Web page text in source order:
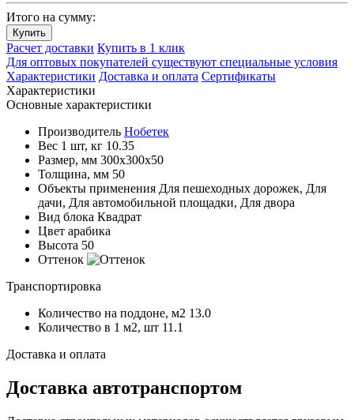
Итого на сумму:
Купить
Расчет доставки Купить в 1 клик
Для оптовых покупателей существуют специальные условия
Характеристики Доставка и оплата Сертификаты
Характеристики
Основные характеристики
Производитель Нобетек
Вес 1 шт, кг 10.35
Размер, мм 300x300x50
Толщина, мм 50
Объекты применения Для пешеходных дорожек, Для
дачи, Для автомобильной площадки, Для двора
Вид блока Квадрат
Цвет арабика
Высота 50
Оттенок
Транспортировка
Количество на поддоне, м2 13.0
Количество в 1 м2, шт 11.1
Доставка и оплата
Доставка автотранспортом